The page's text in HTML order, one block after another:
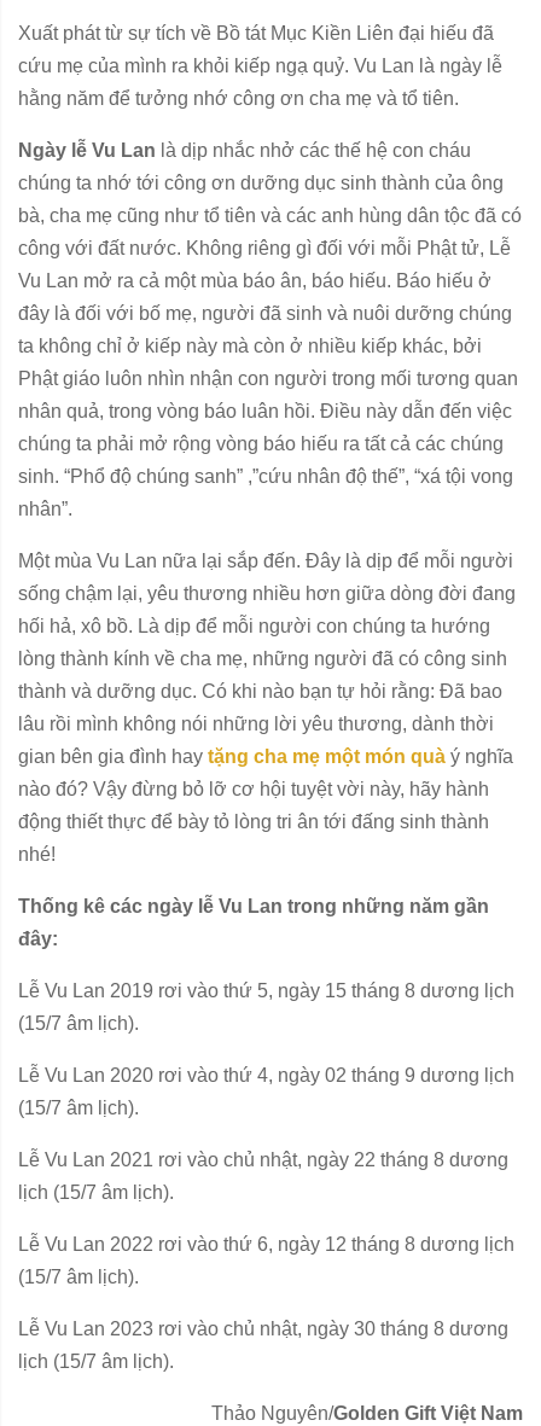
Xuất phát từ sự tích về Bồ tát Mục Kiền Liên đại hiếu đã
cứu mẹ của mình ra khỏi kiếp ngạ quỷ. Vu Lan là ngày lễ
hằng năm để tưởng nhớ công ơn cha mẹ và tổ tiên.
Ngày lễ Vu Lan là dịp nhắc nhở các thế hệ con cháu
chúng ta nhớ tới công ơn dưỡng dục sinh thành của ông
bà, cha mẹ cũng như tổ tiên và các anh hùng dân tộc đã có
công với đất nước. Không riêng gì đối với mỗi Phật tử, Lễ
Vu Lan mở ra cả một mùa báo ân, báo hiếu. Báo hiếu ở
đây là đối với bố mẹ, người đã sinh và nuôi dưỡng chúng
ta không chỉ ở kiếp này mà còn ở nhiều kiếp khác, bởi
Phật giáo luôn nhìn nhận con người trong mối tương quan
nhân quả, trong vòng báo luân hồi. Điều này dẫn đến việc
chúng ta phải mở rộng vòng báo hiếu ra tất cả các chúng
sinh. “Phổ độ chúng sanh” ,”cứu nhân độ thế”, “xá tội vong
nhân”.
Một mùa Vu Lan nữa lại sắp đến. Đây là dịp để mỗi người
sống chậm lại, yêu thương nhiều hơn giữa dòng đời đang
hối hả, xô bồ. Là dịp để mỗi người con chúng ta hướng
lòng thành kính về cha mẹ, những người đã có công sinh
thành và dưỡng dục. Có khi nào bạn tự hỏi rằng: Đã bao
lâu rồi mình không nói những lời yêu thương, dành thời
gian bên gia đình hay tặng cha mẹ một món quà ý nghĩa
nào đó? Vậy đừng bỏ lỡ cơ hội tuyệt vời này, hãy hành
động thiết thực để bày tỏ lòng tri ân tới đấng sinh thành
nhé!
Thống kê các ngày lễ Vu Lan trong những năm gần
đây:
Lễ Vu Lan 2019 rơi vào thứ 5, ngày 15 tháng 8 dương lịch
(15/7 âm lịch).
Lễ Vu Lan 2020 rơi vào thứ 4, ngày 02 tháng 9 dương lịch
(15/7 âm lịch).
Lễ Vu Lan 2021 rơi vào chủ nhật, ngày 22 tháng 8 dương
lịch (15/7 âm lịch).
Lễ Vu Lan 2022 rơi vào thứ 6, ngày 12 tháng 8 dương lịch
(15/7 âm lịch).
Lễ Vu Lan 2023 rơi vào chủ nhật, ngày 30 tháng 8 dương
lịch (15/7 âm lịch).
Thảo Nguyên/Golden Gift Việt Nam